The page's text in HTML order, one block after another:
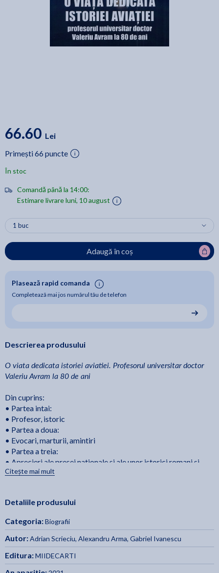
66.60 Lei
Primești 66 puncte
În stoc
Comandă până la 14:00:
Estimare livrare luni, 10 august
Adaugă în coș
Plasează rapid comanda
Completează mai jos numărul tău de telefon
Descrierea produsului
O viata dedicata istoriei aviatiei. Profesorul universitar doctor
Valeriu Avram la 80 de ani
Din cuprins:
• Partea intai:
• Profesor, istoric
• Partea a doua:
• Evocari, marturii, amintiri
• Partea a treia:
• Aprecieri ale presei nationale si ale unor istorici romani si
straini privind activitatea prof. univ. dr. Valeriu Avram ca istoric
Citește mai mult
Detaliile produsului
Categoria:Biografii
Autor:Adrian Scrieciu, Alexandru Arma, Gabriel Ivanescu
Editura:MIIDECARTI